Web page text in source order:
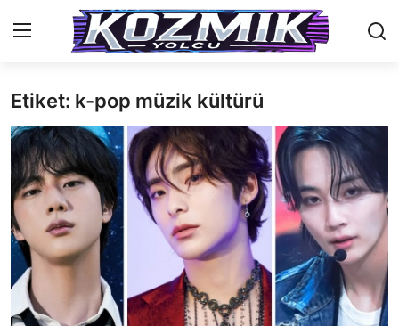
Anasayfa
İletişim
Genel
Anime Önerileri
Kore Dünyası
Anime Karakterleri
Etiket: k-pop müzik kültürü